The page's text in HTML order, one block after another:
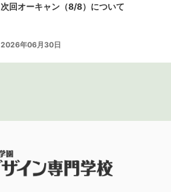
次回オーキャン（8/8）について
2026年06月30日